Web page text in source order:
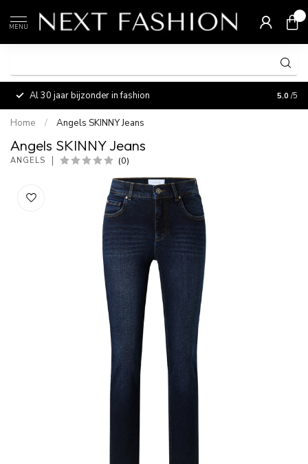
MENU
Al 30 jaar bijzonder in fashion 5.0 /5
Home / Angels SKINNY Jeans
Angels SKINNY Jeans
ANGELS (0)